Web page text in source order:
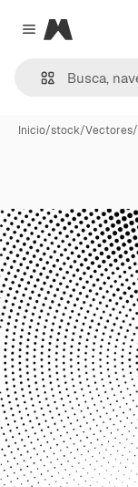
Close menu
Magnific
Inicio/stock/Vectores/